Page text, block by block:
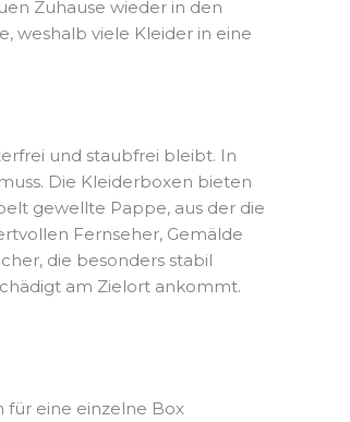
Zuhause wieder in den
weshalb viele Kleider in eine
und staubfrei bleibt. In
Die Kleiderboxen bieten
gewellte Pappe, aus der die
Fernseher, Gemälde
die besonders stabil
am Zielort ankommt.
für eine einzelne Box